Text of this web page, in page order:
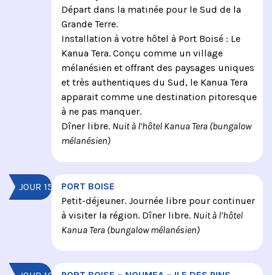
Départ dans la matinée pour le Sud de la
Grande Terre.
Installation à votre hôtel à Port Boisé : Le
Kanua Tera. Conçu comme un village
mélanésien et offrant des paysages uniques
et très authentiques du Sud, le Kanua Tera
apparait comme une destination pitoresque
à ne pas manquer.
Dîner libre. Nuit à l’hôtel Kanua Tera (bungalow
mélanésien)
JOUR 15
PORT BOISE
Petit-déjeuner. Journée libre pour continuer
à visiter la région. Dîner libre. Nuit à l’hôtel
Kanua Tera (bungalow mélanésien)